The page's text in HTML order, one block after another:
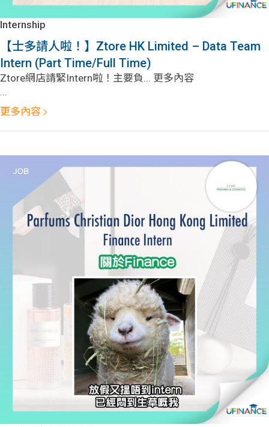
Internship
【士多請人啦！】Ztore HK Limited – Data Team
Intern (Part Time/Full Time)
Ztore網店請緊Intern啦！主要負... 更多內容
...
更多內容